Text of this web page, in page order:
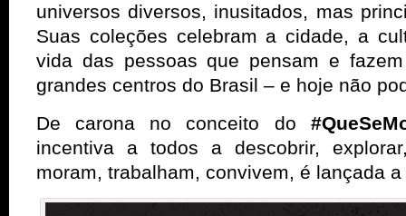
universos diversos, inusitados, mas
Suas coleções celebram a cidade, a
vida das pessoas que pensam e
grandes centros do Brasil – e hoje não
De carona no conceito do
incentiva a todos a descobrir,
moram, trabalham, convivem, é lançada